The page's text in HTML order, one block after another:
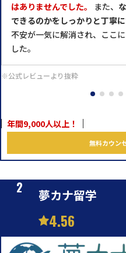
はありませんでした。
また、
できるのかをしっかりと丁寧
不安が一気に解消され、ここ
した。
※公式レビューより抜粋
年間9,000人以上！
無料カウン
夢カナ留学
4.56